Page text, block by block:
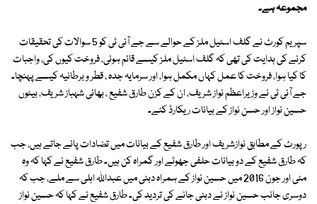
مجموعہ ہے۔
سپریم کورٹ نے گلف اسٹیل ملز کے حوالے سے جے آئی ٹی کو 5 سوالات کی تحقیقات
کرنے کی ہدایت کی تھی کہ گلف اسٹیل ملز کیسے قائم ہوئی، فروخت کیوں کی، واجبات
کا کیا ہوا، فروخت کا عمل کہاں مکمل ہوا، اور سرمایہ جدہ ، قطر و برطانیہ کیسے پہنچا۔
جے آئی ٹی نے وزیراعظم نواز شریف، ان کے کزن طارق شفیع ، بھائی شہباز شریف، بیٹوں
حسین نواز اور حسن نواز کے بیانات ریکارڈ کئے۔
رپورٹ کے مطابق نوازشریف اور طارق شفیع کے بیانات میں تضادات پائے جاتے ہیں، جب
کہ طارق شفیع کے دو بیانات حلفی جھوٹے اور گمراہ کن ہیں۔ طارق شفیع نے کہا کہ وہ
مئی اور جون 2016 میں حسین نواز کے ہمراہ دبئی میں عبداللہ اہلی سے ملے، جب کہ
دوسری جانب حسین نواز نے دبئی جانے کی تردید کی۔ طارق شفیع نے کہا کہ حسین نواز